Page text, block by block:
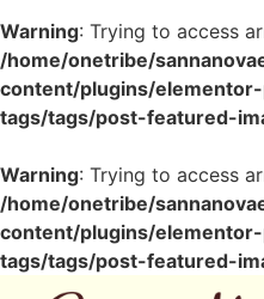
Warning: Trying to access
/home/onetribe/
content/plugins/
tags/tags/post-featured-
Warning: Trying to access
/home/onetribe/
content/plugins/
tags/tags/post-featured-